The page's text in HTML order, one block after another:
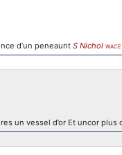
d’un peneaunt S Nichol WACE
un vessel d’or Et uncor plus